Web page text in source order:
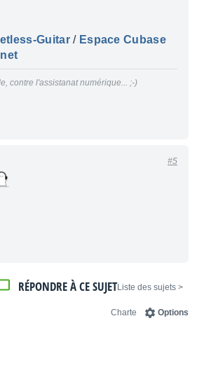
Guitar/ Espace Cubase
contre l'assistanat numérique... ;-)
#5
< Liste des sujets
RÉPONDRE À CE SUJET
Options
Charte